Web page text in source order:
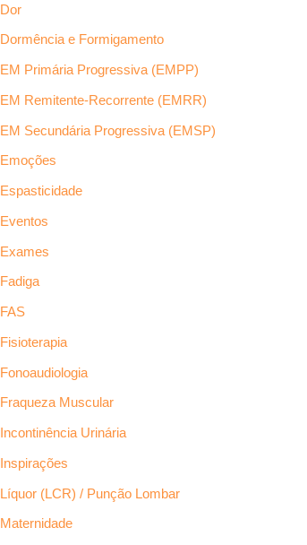
Dor
Dormência e Formigamento
EM Primária Progressiva (EMPP)
EM Remitente-Recorrente (EMRR)
EM Secundária Progressiva (EMSP)
Emoções
Espasticidade
Eventos
Exames
Fadiga
FAS
Fisioterapia
Fonoaudiologia
Fraqueza Muscular
Incontinência Urinária
Inspirações
Líquor (LCR) / Punção Lombar
Maternidade